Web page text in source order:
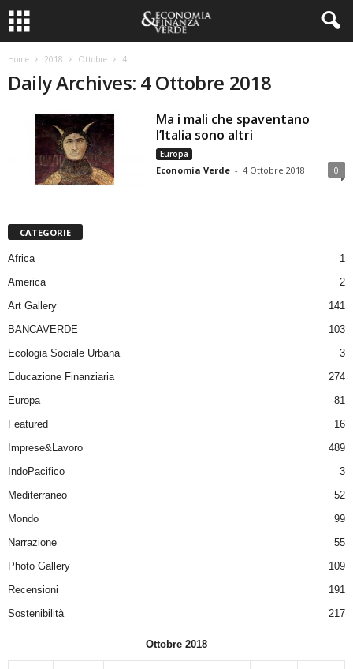
Home 2018 Ottobre 4
Daily Archives: 4 Ottobre 2018
Ma i mali che spaventano
l’Italia sono altri
Europa
Economia Verde - 4 Ottobre 2018 0
CATEGORIE
Africa
1
America
2
Art Gallery
141
BANCAVERDE
103
Ecologia Sociale Urbana
3
Educazione Finanziaria
274
Europa
81
Featured
16
Imprese&Lavoro
489
IndoPacifico
3
Mediterraneo
52
Mondo
99
Narrazione
55
Photo Gallery
109
Recensioni
191
Sostenibilità
217
Ottobre 2018